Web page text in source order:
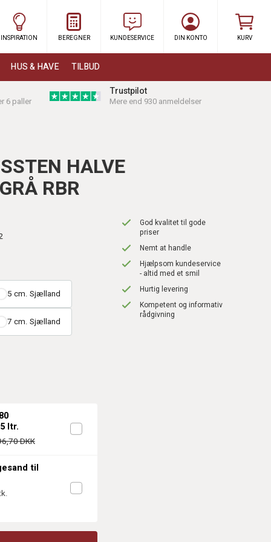
INSPIRATION BEREGNER KUNDESERVICE DIN KONTO KURV
HUS & HAVE TILBUD
6 paller
Trustpilot
Mere end 930 anmeldelser
HALVE
RBR
5 cm. Sjælland
7 cm. Sjælland
ltr.
DKK
til
God kvalitet til gode
priser
Nemt at handle
Hjælpsom kundeservice
- altid med et smil
Hurtig levering
Kompetent og informativ
rådgivning